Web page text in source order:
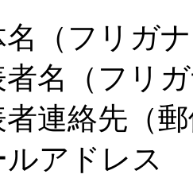
（フリガ
名（フリ
連絡先（
アドレス